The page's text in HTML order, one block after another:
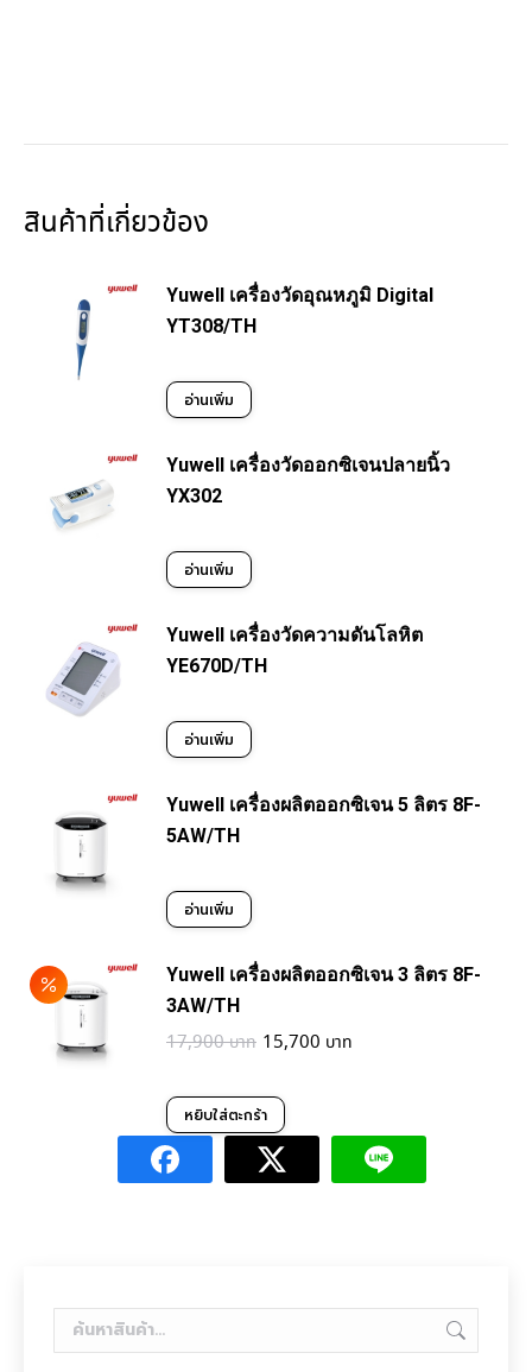
สินค้าที่เกี่ยวข้อง
Yuwell เครื่องวัดอุณหภูมิ Digital
YT308/TH
อ่านเพิ่ม
Yuwell เครื่องวัดออกซิเจนปลายนิ้ว
YX302
อ่านเพิ่ม
Yuwell เครื่องวัดความดันโลหิต
YE670D/TH
อ่านเพิ่ม
Yuwell เครื่องผลิตออกซิเจน 5 ลิตร 8F-
5AW/TH
อ่านเพิ่ม
Yuwell เครื่องผลิตออกซิเจน 3 ลิตร 8F-
3AW/TH
17,900
Original
was:
17,900฿.
15,700
15,700฿.
หยิบใส่ตะกร้า